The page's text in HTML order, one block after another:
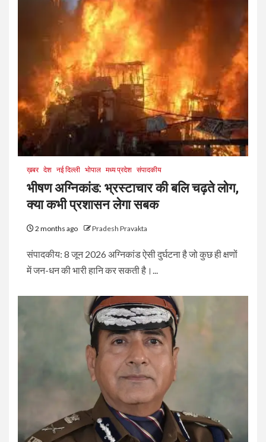
ख़बर देश नई दिल्ली भोपाल मध्य प्रदेश संपादकीय
भीषण अग्निकांड: भ्रस्टाचार की बलि चढ़ते लोग,
क्या कभी प्रशासन लेगा सबक
2 months ago Pradesh Pravakta
संपादकीय: 8 जून 2026 अग्निकांड ऐसी दुर्घटना है जो कुछ ही क्षणों
में जन-धन की भारी हानि कर सकती है।...